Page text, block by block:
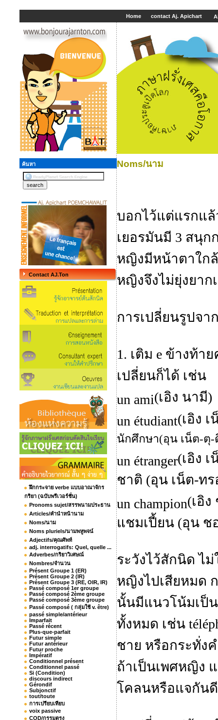
Home contact Aj. Apichart
ค้นหา
Contact AJ.Ton
ฝึกกระจาย verbe แบบอาณาจักร
กริยา (ฉบับพรีเวอร์ชั่น)
Pronoms sujet/สรรพนามประธาน
Articles/คำนำหน้านาม
Noms/นาม
Noms pluriels/นามพหูพจน์
Adjectifs/คุณศัพท์
adj. interrogatifs: Quel, quelle ...
Adverbes/กริยาวิเศษณ์
Nombres/จำนวน
Présent Groupe 1 (ER)
Présent Groupe 2 (IR)
Présent Groupe 3 (RE, OIR, IR)
Passé composé 1er groupe
Passé composé 2ème groupe
Passé composé 3ème groupe
Passé composé ( กลุ่มใช้ v. être)
passé simple/antérieur
Imparfait
Passé récent
Plus-que-parfait
Futur simple
Futur antérieur
Futur proche
Impératif
Conditionnel présent
Conditionnel passé
Si (Condition)
discours indirect
Gérondif
Subjonctif
tout/toute
การเปรียบเทียบ
voix passive
COD/กรรมตรง
Noms/นาม
บอกไว้แต่แรกแ
เยอรมันมี 3 สนุก
หญิงมีหน้าตาใกล้
หญิงจึงไม่ยุ่งยา
การเปลี่ยนรูปจ
1. เติม e ข้างท้าย
เปลี่ยนก็ได้ เช่น
un ami(เอิง นามี)
un étudiant(เอิง
นักศึกษา(อุน เน็ต-ตุ-
un étranger(เอิง
ชาติ (อุน เน็ต-ท
un champion(เอิง
แชมเปี้ยน (อุน ช
ระวังไว้สักนิด ไ
หญิงไปเสียหมด
นั้นมีแนวโน้มเป็
ทั้งหมด เช่น
ชาย หรือกระทั่ง
ถ้าเป็นเพศหญิง
โคลนหรือแจกัน